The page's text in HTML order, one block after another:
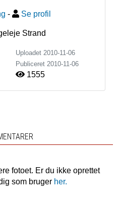
- Se profil
Strand
Uploadet 2010-11-06
Publiceret 2010-11-06
1555
fotoet. Er du ikke oprettet
som bruger her.